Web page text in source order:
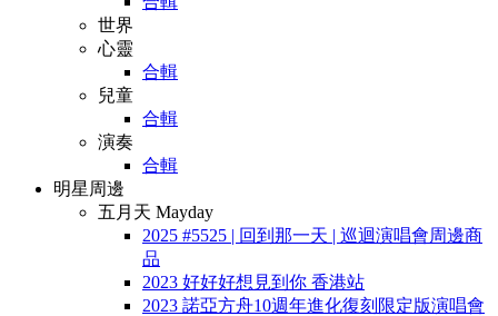
世界
心靈
合輯
兒童
合輯
演奏
合輯
明星周邊
五月天 Mayday
2025 #5525 | 回到那一天 | 巡迴演唱會周邊商
品
2023 好好好想見到你 香港站
2023 諾亞方舟10週年進化復刻限定版演唱會